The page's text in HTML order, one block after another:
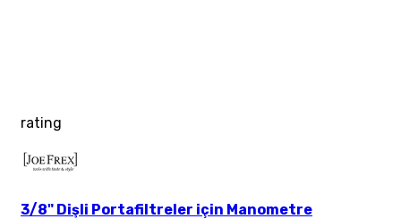
rating
3/8" Dişli Portafiltreler için Manometre